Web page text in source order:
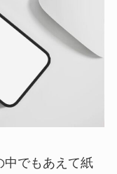
中でもあえて紙